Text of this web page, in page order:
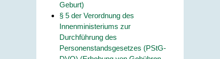
Geburt)
§ 5 der Verordnung des
Innenministeriums zur
Durchführung des
Personenstandsgesetzes (PStG-